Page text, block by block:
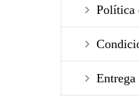
Política